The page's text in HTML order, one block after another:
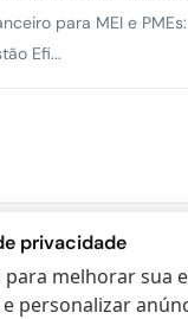
para MEI e
Efi...
(0)
privacidade
para melhorar sua
personalizar